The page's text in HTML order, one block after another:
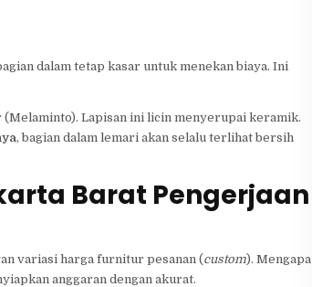
dalam tetap kasar untuk menekan biaya. Ini
(Melaminto). Lapisan ini licin menyerupai keramik.
, bagian dalam lemari akan selalu terlihat bersih
Barat Pengerjaan
variasi harga furnitur pesanan (custom). Mengapa
anggaran dengan akurat.